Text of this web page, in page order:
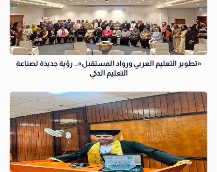
«تطوير التعليم العربي ورواد المستقبل».. رؤية جديدة لصناعة
التعليم الذكي